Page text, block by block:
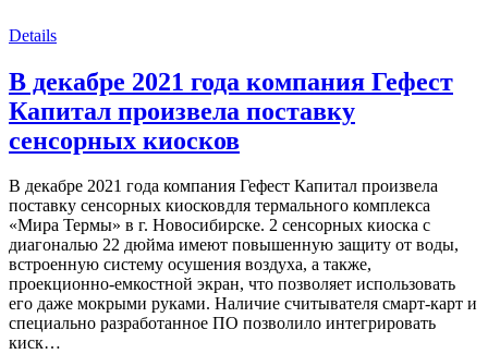
Details
В декабре 2021 года компания Гефест
Капитал произвела поставку
сенсорных киосков
В декабре 2021 года компания Гефест Капитал произвела
поставку сенсорных киосковдля термального комплекса
«Мира Термы» в г. Новосибирске. 2 сенсорных киоска с
диагональю 22 дюйма имеют повышенную защиту от воды,
встроенную систему осушения воздуха, а также,
проекционно-емкостной экран, что позволяет использовать
его даже мокрыми руками. Наличие считывателя смарт-карт и
специально разработанное ПО позволило интегрировать
киск…